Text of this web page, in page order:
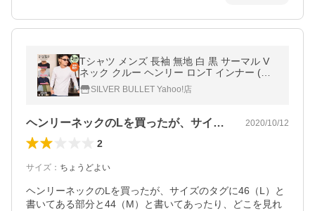
Tシャツ メンズ 長袖 無地 白 黒 サーマル V
ネック クルー ヘンリー ロンT インナー (ゆ
うパケット1) 爆買 父の日
SILVER BULLET Yahoo!店
ヘンリーネックのLを買ったが、サイズの… 2020/10/12
2
サイズ ： ちょうどよい
ヘンリーネックのLを買ったが、サイズのタグに46（L）と
書いてある部分と44（M）と書いてあったり、どこを見れ